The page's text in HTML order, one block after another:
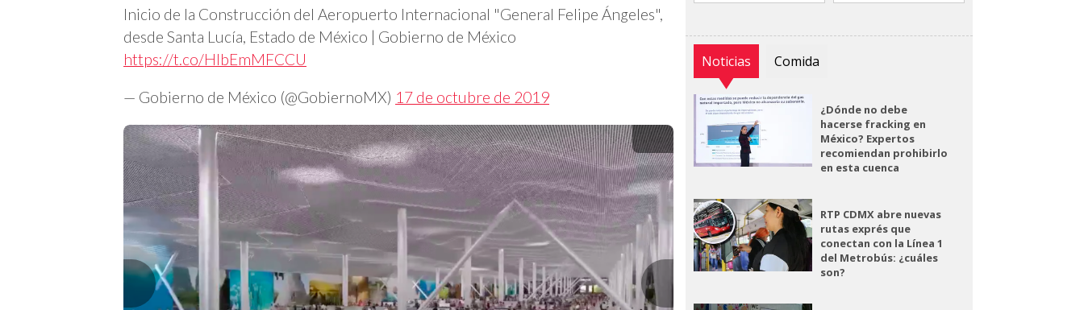
Inicio de la Construcción del Aeropuerto Internacional "General Felipe Ángeles",
desde Santa Lucía, Estado de México | Gobierno de México
https://t.co/HlbEmMFCCU
— Gobierno de México (@GobiernoMX) 17 de octubre de 2019
Noticias Comida
¿Dónde no debe
hacerse fracking en
México? Expertos
recomiendan prohibirlo
en esta cuenca
RTP CDMX abre nuevas
rutas exprés que
conectan con la Línea 1
del Metrobús: ¿cuáles
son?